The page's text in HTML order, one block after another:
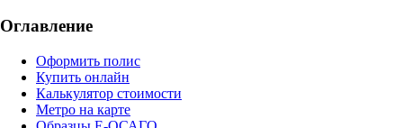
Оглавление
Оформить полис
Купить онлайн
Калькулятор стоимости
Метро на карте